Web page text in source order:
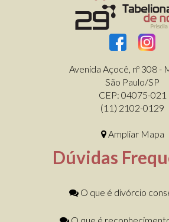
Avenida Açocê, nº 308 -
São Paulo/SP
CEP: 04075-021
(11) 2102-0129
Ampliar Mapa
Dúvidas
O que é divórcio